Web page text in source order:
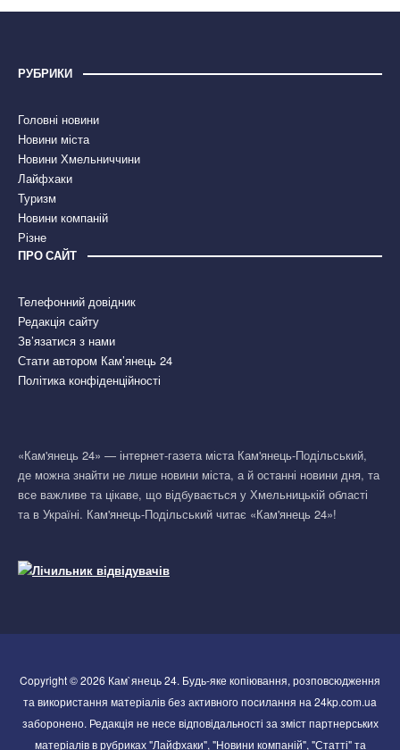
РУБРИКИ
Головні новини
Новини міста
Новини Хмельниччини
Лайфхаки
Туризм
Новини компаній
Різне
ПРО САЙТ
Телефонний довідник
Редакція сайту
Зв’язатися з нами
Стати автором Кам’янець 24
Політика конфіденційності
«Кам'янець 24» — інтернет-газета міста Кам'янець-Подільський,
де можна знайти не лише новини міста, а й останні новини дня, та
все важливе та цікаве, що відбувається у Хмельницькій області
та в Україні. Кам'янець-Подільський читає «Кам'янець 24»!
Copyright © 2026 Кам`янець 24. Будь-яке копіювання, розповсюдження
та використання матеріалів без активного посилання на 24kp.com.ua
заборонено. Редакція не несе відповідальності за зміст партнерських
матеріалів в рубриках "Лайфхаки", "Новини компаній", "Статті" та